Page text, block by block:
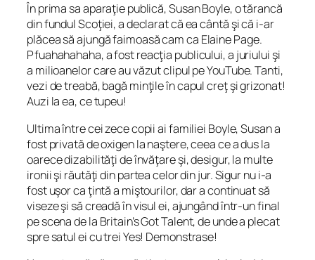
În prima sa aparaţie publică, Susan Boyle, o tărancă
din fundul Scoţiei, a declarat că ea cântă şi că i-ar
plăcea să ajungă faimoasă cam ca Elaine Page.
Pfuahahahaha, a fost reacţia publicului, a juriului şi
a milioanelor care au văzut clipul pe YouTube. Tanti,
vezi de treabă, bagă minţile în capul creţ şi grizonat!
Auzi la ea, ce tupeu!
Ultima între cei zece copii ai familiei Boyle, Susan a
fost privată de oxigen la naştere, ceea ce a dus la
oarece dizabilităţi de învăţare şi, desigur, la multe
ironii şi răutăţi din partea celor din jur. Sigur nu i-a
fost uşor ca ţintă a miştourilor, dar a continuat să
viseze şi să creadă în visul ei, ajungând într-un final
pe scena de la Britain’s Got Talent, de unde a plecat
spre satul ei cu trei Yes! Demonstrase!